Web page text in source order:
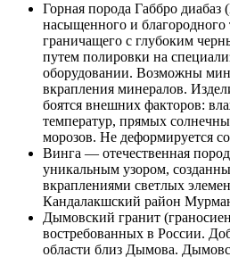
Горная порода Габбро диабаз
насыщенного и благородного
граничащего с глубоким
путем полировки на
оборудовании. Возможны
вкрапления минералов.
боятся внешних факторов:
температур, прямых
морозов. Не деформируется
Винга — отечественная
уникальным узором,
вкраплениями светлых
Кандалакшский район
Дымовский гранит
востребованных в России.
области близ Дымова.